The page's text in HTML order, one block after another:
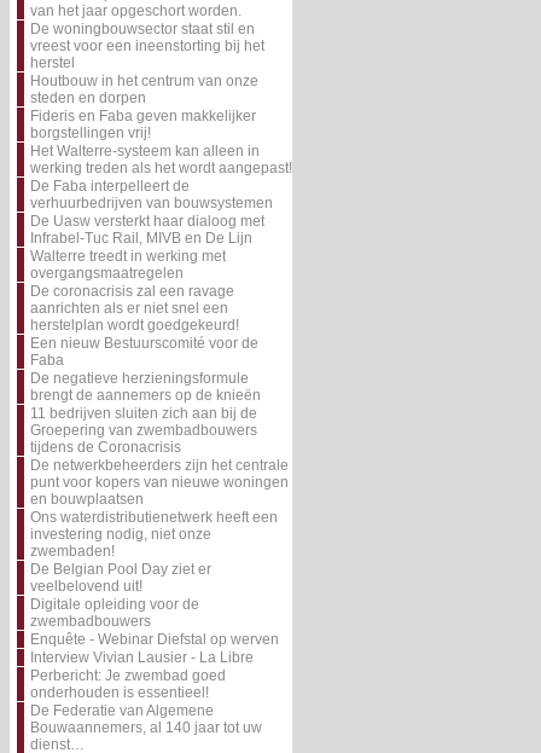
van het jaar opgeschort worden.
De woningbouwsector staat stil en
vreest voor een ineenstorting bij het
herstel
Houtbouw in het centrum van onze
steden en dorpen
Fideris en Faba geven makkelijker
borgstellingen vrij!
Het Walterre-systeem kan alleen in
werking treden als het wordt aangepast!
De Faba interpelleert de
verhuurbedrijven van bouwsystemen
De Uasw versterkt haar dialoog met
Infrabel-Tuc Rail, MIVB en De Lijn
Walterre treedt in werking met
overgangsmaatregelen
De coronacrisis zal een ravage
aanrichten als er niet snel een
herstelplan wordt goedgekeurd!
Een nieuw Bestuurscomité voor de
Faba
De negatieve herzieningsformule
brengt de aannemers op de knieën
11 bedrijven sluiten zich aan bij de
Groepering van zwembadbouwers
tijdens de Coronacrisis
De netwerkbeheerders zijn het centrale
punt voor kopers van nieuwe woningen
en bouwplaatsen
Ons waterdistributienetwerk heeft een
investering nodig, niet onze
zwembaden!
De Belgian Pool Day ziet er
veelbelovend uit!
Digitale opleiding voor de
zwembadbouwers
Enquête - Webinar Diefstal op werven
Interview Vivian Lausier - La Libre
Perbericht: Je zwembad goed
onderhouden is essentieel!
De Federatie van Algemene
Bouwaannemers, al 140 jaar tot uw
dienst…